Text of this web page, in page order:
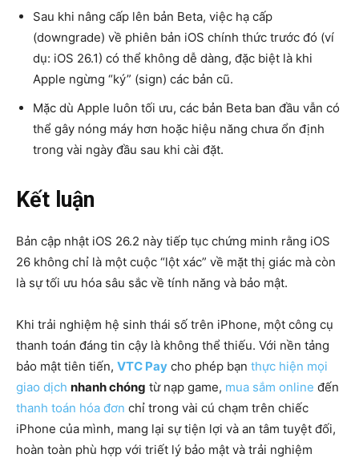
Sau khi nâng cấp lên bản Beta, việc hạ cấp
(downgrade) về phiên bản iOS chính thức trước đó (ví
dụ: iOS 26.1) có thể không dễ dàng, đặc biệt là khi
Apple ngừng “ký” (sign) các bản cũ.
Mặc dù Apple luôn tối ưu, các bản Beta ban đầu vẫn có
thể gây nóng máy hơn hoặc hiệu năng chưa ổn định
trong vài ngày đầu sau khi cài đặt.
Kết luận
Bản cập nhật iOS 26.2 này tiếp tục chứng minh rằng iOS
26 không chỉ là một cuộc “lột xác” về mặt thị giác mà còn
là sự tối ưu hóa sâu sắc về tính năng và bảo mật.
Khi trải nghiệm hệ sinh thái số trên iPhone, một công cụ
thanh toán đáng tin cậy là không thể thiếu. Với nền tảng
bảo mật tiên tiến, VTC Pay cho phép bạn thực hiện mọi
giao dịch nhanh chóng từ nạp game, mua sắm online đến
thanh toán hóa đơn chỉ trong vài cú chạm trên chiếc
iPhone của mình, mang lại sự tiện lợi và an tâm tuyệt đối,
hoàn toàn phù hợp với triết lý bảo mật và trải nghiệm